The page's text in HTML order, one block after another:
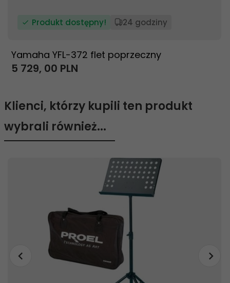
Produkt dostępny! 24 godziny
Yamaha YFL-372 flet poprzeczny
5 729, 00 PLN
Klienci, którzy kupili ten produkt
wybrali również...